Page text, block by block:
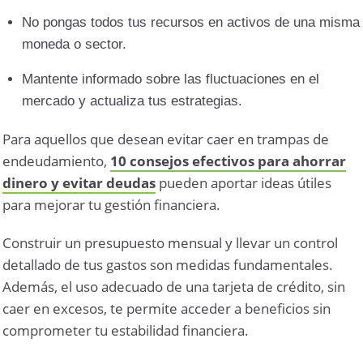
No pongas todos tus recursos en activos de una misma
moneda o sector.
Mantente informado sobre las fluctuaciones en el
mercado y actualiza tus estrategias.
Para aquellos que desean evitar caer en trampas de
endeudamiento, 10 consejos efectivos para ahorrar
dinero y evitar deudas pueden aportar ideas útiles
para mejorar tu gestión financiera.
Construir un presupuesto mensual y llevar un control
detallado de tus gastos son medidas fundamentales.
Además, el uso adecuado de una tarjeta de crédito, sin
caer en excesos, te permite acceder a beneficios sin
comprometer tu estabilidad financiera.